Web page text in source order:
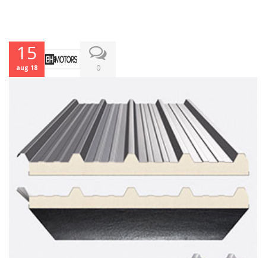
15
aug 18 0